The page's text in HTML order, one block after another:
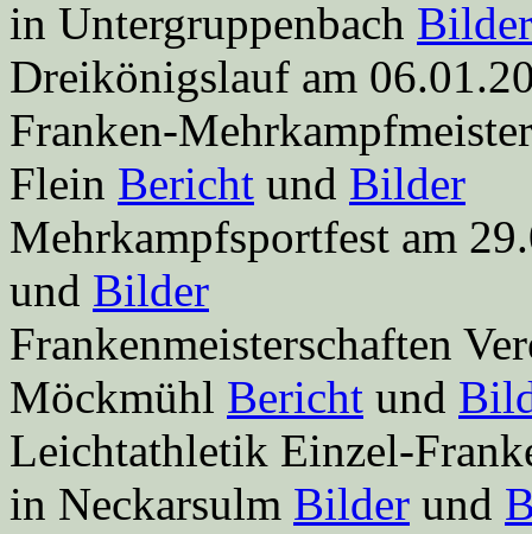
in Untergruppenbach
Dreikönigslauf am
Franken-
Flein Bericht und Bilder
Mehrkampfsportfest am
und Bilder
Frankenmeisterschaften
Möckmühl Bericht und
Leichtathletik Einzel-
in Neckarsulm Bilder und